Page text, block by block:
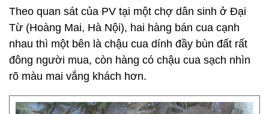
Theo quan sát của PV tại một chợ dân sinh ở Đại
Từ (Hoàng Mai, Hà Nội), hai hàng bán cua cạnh
nhau thì một bên là chậu cua dính đầy bùn đất rất
đông người mua, còn hàng có chậu cua sạch nhìn
rõ màu mai vắng khách hơn.